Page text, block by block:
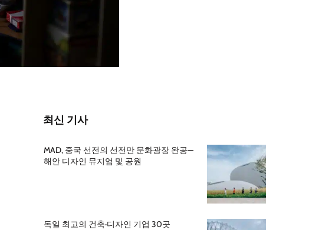
최신 기사
MAD, 중국 선전의 선전만 문화광장 완공—
해안 디자인 뮤지엄 및 공원
독일 최고의 건축·디자인 기업 30곳